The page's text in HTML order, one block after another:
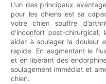
L’un des principaux
pour les chiens est sa
votre chien souffre
d’inconfort post-
aider à soulager la douleur
rapide. En augmentant le
et en libérant des
soulagement immédiat et
chien.